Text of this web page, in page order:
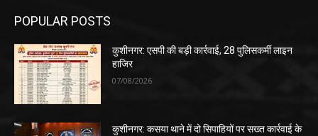
POPULAR POSTS
कुशीनगर: एसपी की बड़ी कार्रवाई, 28 पुलिसकर्मी लाइन
हाजिर
07/08/2026
कुशीनगर: कसया थाने में दो सिपाहियों पर सख्त कार्रवाई के